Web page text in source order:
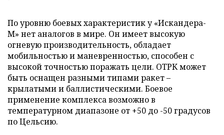
По уровню боевых характеристик у «Искандера-
М» нет аналогов в мире. Он имеет высокую
огневую производительность, обладает
мобильностью и маневренностью, способен с
высокой точностью поражать цели. ОТРК может
быть оснащен разными типами ракет –
крылатыми и баллистическими. Боевое
применение комплекса возможно в
температурном диапазоне от +50 до -50 градусов
по Цельсию.